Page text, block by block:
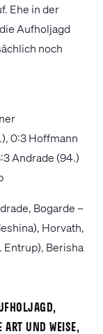
Ehe in der
Aufholjagd
noch
0:3 Hoffmann
Andrade (94.)
Bogarde –
Horvath,
Entrup), Berisha
und Weise,